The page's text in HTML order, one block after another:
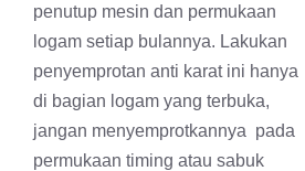
penutup mesin dan permukaan
logam setiap bulannya. Lakukan
penyemprotan anti karat ini hanya
di bagian logam yang terbuka,
jangan menyemprotkannya pada
permukaan timing atau sabuk